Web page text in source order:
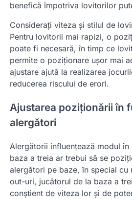
benefică împotriva lovitorilor
Considerați viteza și stilul de
Pentru lovitorii mai rapizi, o
poate fi necesară, în timp ce
permite o poziționare ușor mai
ajustare ajută la realizarea
reducerea riscului de erori.
Ajustarea poziționării în
alergători
Alergătorii influențează modul
baza a treia ar trebui să se
alergători pe baze, în special cu
out-uri, jucătorul de la baza a
conștient de viteza lor și de